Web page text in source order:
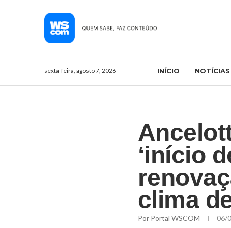
sexta-feira, agosto 7, 2026 INÍCIO NOTÍCIAS
‘início
clima
Por Portal WSCOM 06/